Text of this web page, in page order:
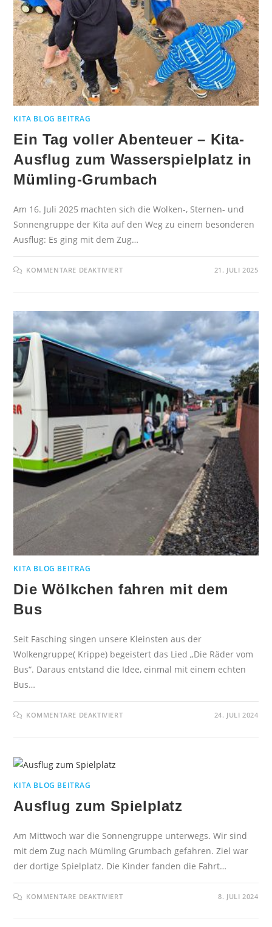
KITA BLOG BEITRAG
Ein Tag voller Abenteuer – Kita-
Ausflug zum Wasserspielplatz in
Mümling-Grumbach
Am 16. Juli 2025 machten sich die Wolken-, Sternen- und
Sonnengruppe der Kita auf den Weg zu einem besonderen
Ausflug: Es ging mit dem Zug…
KOMMENTARE DEAKTIVIERT 21. JULI 2025
KITA BLOG BEITRAG
Die Wölkchen fahren mit dem
Bus
Seit Fasching singen unsere Kleinsten aus der
Wolkengruppe( Krippe) begeistert das Lied „Die Räder vom
Bus“. Daraus entstand die Idee, einmal mit einem echten
Bus…
KOMMENTARE DEAKTIVIERT 24. JULI 2024
KITA BLOG BEITRAG
Ausflug zum Spielplatz
Am Mittwoch war die Sonnengruppe unterwegs. Wir sind
mit dem Zug nach Mümling Grumbach gefahren. Ziel war
der dortige Spielplatz. Die Kinder fanden die Fahrt…
KOMMENTARE DEAKTIVIERT 8. JULI 2024